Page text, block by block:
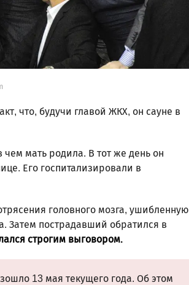
что, будучи главой ЖКХ, он сауне в
мать родила. В тот же день он
Его госпитализировали в
головного мозга, ушибленную
Затем пострадавший обратился в
строгим выговором.
13 мая текущего года. Об этом